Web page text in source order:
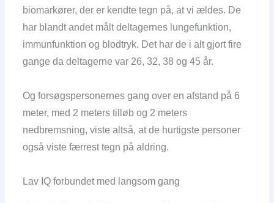
biomarkører, der er kendte tegn på, at vi ældes. De
har blandt andet målt deltagernes lungefunktion,
immunfunktion og blodtryk. Det har de i alt gjort fire
gange da deltagerne var 26, 32, 38 og 45 år.
Og forsøgspersonernes gang over en afstand på 6
meter, med 2 meters tilløb og 2 meters
nedbremsning, viste altså, at de hurtigste personer
også viste færrest tegn på aldring.
Lav IQ forbundet med langsom gang